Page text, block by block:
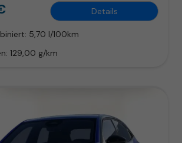
Details
5,70 l/100km
129,00 g/km